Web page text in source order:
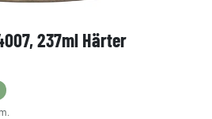
237ml Härter